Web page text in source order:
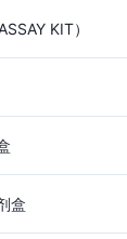
KIT）
盒